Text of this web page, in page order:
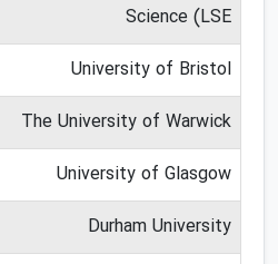
Science (LSE
University of Bristol
The University of Warwick
University of Glasgow
Durham University